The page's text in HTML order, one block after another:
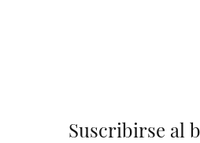
Suscribirse al